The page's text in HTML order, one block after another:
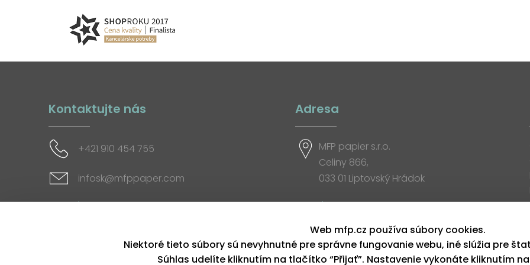
Kontaktujte nás
+421 910 454 755
infosk@mfppaper.com
Sociálne siete
Adresa
MFP papier s.r.o.
Celiny 866,
033 01 Liptovský Hrádok
Otváracia doba
Web mfp.cz používa súbory cookies.
Niektoré tieto súbory sú nevyhnutné pre správne fungovanie webu, iné slúžia pre
Súhlas udelíte kliknutím na tlačítko “Přijať”. Nastavenie vykonáte kliknutím